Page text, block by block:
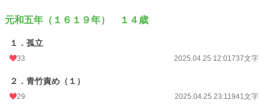
元和五年（１６１９年） １４歳
１．孤立
33 2025.04.25 12:01737文字
２．青竹責め（１）
29 2025.04.25 23:11941文字